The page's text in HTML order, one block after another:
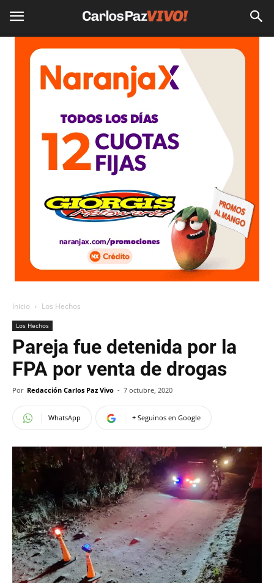
Inicio Los Hechos
Los Hechos
Pareja fue detenida por la
FPA por venta de drogas
Por Redacción Carlos Paz Vivo - 7 octubre, 2020
WhatsApp + Seguinos en Google